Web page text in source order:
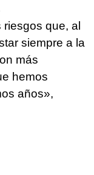
que, al
siempre a la
más
hemos
años»,